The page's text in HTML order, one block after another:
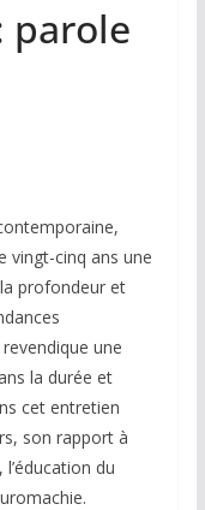
parole
vingt-cinq ans une
profondeur et
une
la durée et
cet entretien
son rapport à
du